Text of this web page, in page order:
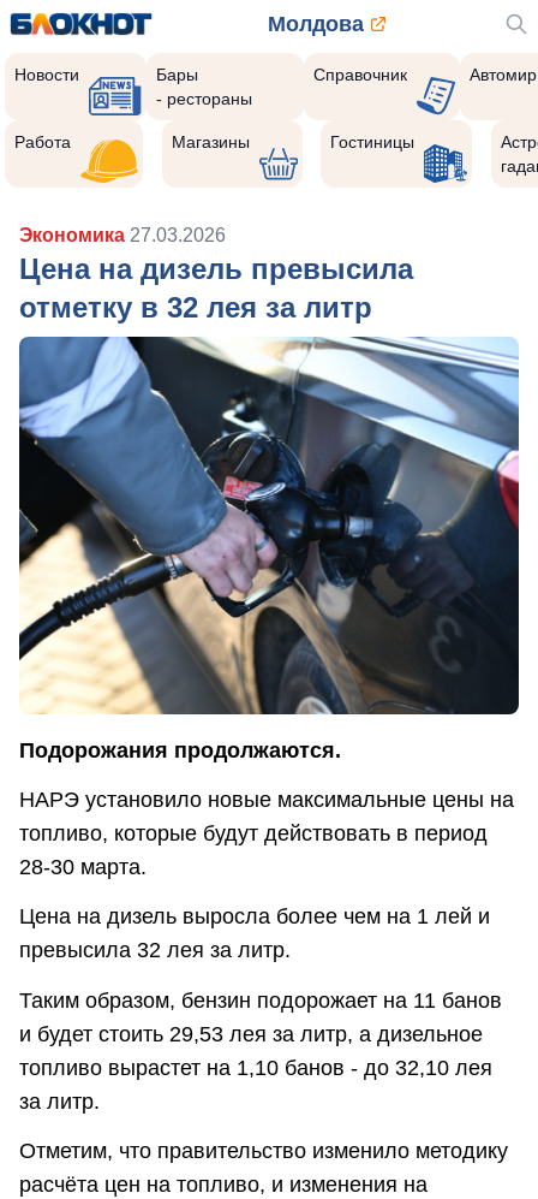
Молдова
Новости
Бары
- рестораны
Справочник Автомир
Работа Магазины Гостиницы
Экономика 27.03.2026
Цена на дизель превысила
отметку в 32 лея за литр
Подорожания продолжаются.
НАРЭ установило новые максимальные цены на
топливо, которые будут действовать в период
28-30 марта.
Цена на дизель выросла более чем на 1 лей и
превысила 32 лея за литр.
Таким образом, бензин подорожает на 11 банов
и будет стоить 29,53 лея за литр, а дизельное
топливо вырастет на 1,10 банов - до 32,10 лея
за литр.
Отметим, что правительство изменило методику
расчёта цен на топливо, и изменения на